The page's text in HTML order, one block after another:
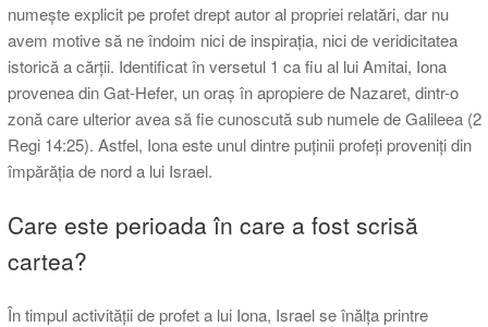
numește explicit pe profet drept autor al propriei relatări, dar nu
avem motive să ne îndoim nici de inspirația, nici de veridicitatea
istorică a cărții. Identificat în versetul 1 ca fiu al lui Amitai, Iona
provenea din Gat-Hefer, un oraș în apropiere de Nazaret, dintr-o
zonă care ulterior avea să fie cunoscută sub numele de Galileea (2
Regi 14:25). Astfel, Iona este unul dintre puținii profeți proveniți din
împărăția de nord a lui Israel.
Care este perioada în care a fost scrisă
cartea?
În timpul activității de profet a lui Iona, Israel se înălța printre